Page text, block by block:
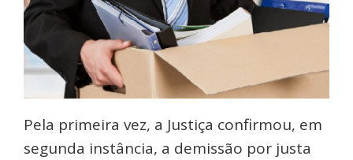
Pela primeira vez, a Justiça confirmou, em
segunda instância, a demissão por justa